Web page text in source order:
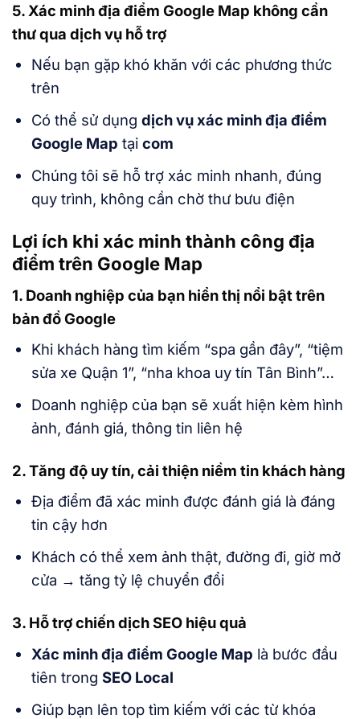
5. Xác minh địa điểm Google Map không cần
thư qua dịch vụ hỗ trợ
Nếu bạn gặp khó khăn với các phương thức
trên
Có thể sử dụng dịch vụ xác minh địa điểm
Google Map tại com
Chúng tôi sẽ hỗ trợ xác minh nhanh, đúng
quy trình, không cần chờ thư bưu điện
Lợi ích khi xác minh thành công địa
điểm trên Google Map
1. Doanh nghiệp của bạn hiển thị nổi bật trên
bản đồ Google
Khi khách hàng tìm kiếm “spa gần đây”, “tiệm
sửa xe Quận 1”, “nha khoa uy tín Tân Bình”…
Doanh nghiệp của bạn sẽ xuất hiện kèm hình
ảnh, đánh giá, thông tin liên hệ
2. Tăng độ uy tín, cải thiện niềm tin khách hàng
Địa điểm đã xác minh được đánh giá là đáng
tin cậy hơn
Khách có thể xem ảnh thật, đường đi, giờ mở
cửa → tăng tỷ lệ chuyển đổi
3. Hỗ trợ chiến dịch SEO hiệu quả
Xác minh địa điểm Google Map là bước đầu
tiên trong SEO Local
Giúp bạn lên top tìm kiếm với các từ khóa